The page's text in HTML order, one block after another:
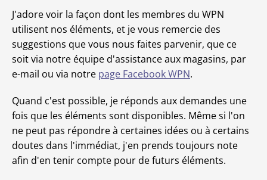
J'adore voir la façon dont les membres du WPN
utilisent nos éléments, et je vous remercie des
suggestions que vous nous faites parvenir, que ce
soit via notre équipe d'assistance aux magasins, par
e-mail ou via notre page Facebook WPN.
Quand c'est possible, je réponds aux demandes une
fois que les éléments sont disponibles. Même si l'on
ne peut pas répondre à certaines idées ou à certains
doutes dans l'immédiat, j'en prends toujours note
afin d'en tenir compte pour de futurs éléments.